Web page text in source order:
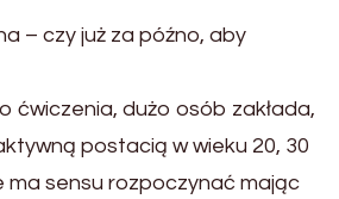
– czy już za późno, aby
ćwiczenia, dużo osób zakłada,
postacią w wieku 20, 30
ma sensu rozpoczynać mając